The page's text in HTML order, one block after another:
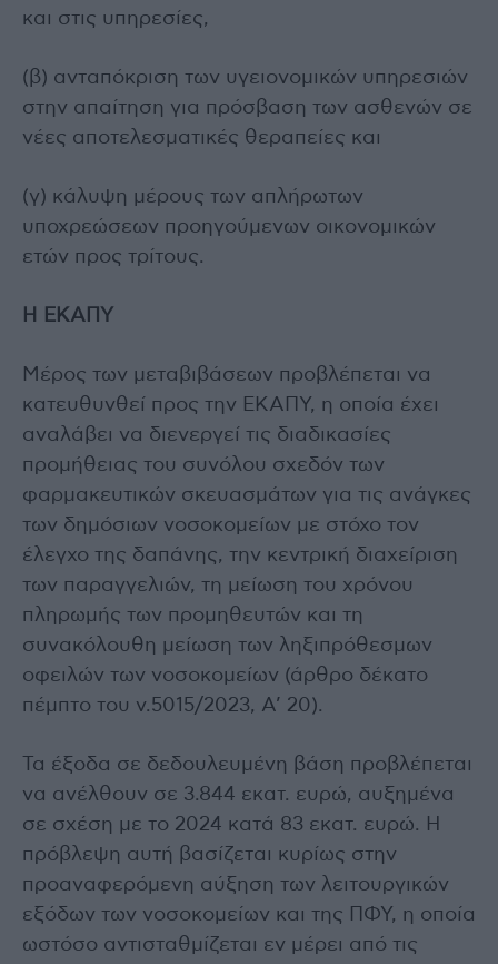
και στις υπηρεσίες,
(β) ανταπόκριση των υγειονομικών υπηρεσιών
στην απαίτηση για πρόσβαση των ασθενών σε
νέες αποτελεσματικές θεραπείες και
(γ) κάλυψη μέρους των απλήρωτων
υποχρεώσεων προηγούμενων οικονομικών
ετών προς τρίτους.
Η ΕΚΑΠΥ
Μέρος των μεταβιβάσεων προβλέπεται να
κατευθυνθεί προς την ΕΚΑΠΥ, η οποία έχει
αναλάβει να διενεργεί τις διαδικασίες
προμήθειας του συνόλου σχεδόν των
φαρμακευτικών σκευασμάτων για τις ανάγκες
των δημόσιων νοσοκομείων με στόχο τον
έλεγχο της δαπάνης, την κεντρική διαχείριση
των παραγγελιών, τη μείωση του χρόνου
πληρωμής των προμηθευτών και τη
συνακόλουθη μείωση των ληξιπρόθεσμων
οφειλών των νοσοκομείων (άρθρο δέκατο
πέμπτο του ν.5015/2023, Α’ 20).
Τα έξοδα σε δεδουλευμένη βάση προβλέπεται
να ανέλθουν σε 3.844 εκατ. ευρώ, αυξημένα
σε σχέση με το 2024 κατά 83 εκατ. ευρώ. Η
πρόβλεψη αυτή βασίζεται κυρίως στην
προαναφερόμενη αύξηση των λειτουργικών
εξόδων των νοσοκομείων και της ΠΦΥ, η οποία
ωστόσο αντισταθμίζεται εν μέρει από τις